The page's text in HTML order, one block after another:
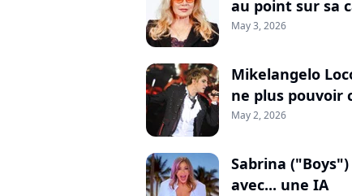
au point sur sa
May 3, 2026
Mikelangelo
ne plus pouvoir
May 2, 2026
Sabrina
avec... une IA